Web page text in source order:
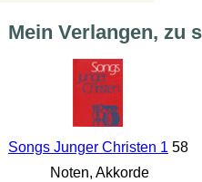
Mein Verlangen, zu
Songs Junger Christen 1 58
Noten, Akkorde